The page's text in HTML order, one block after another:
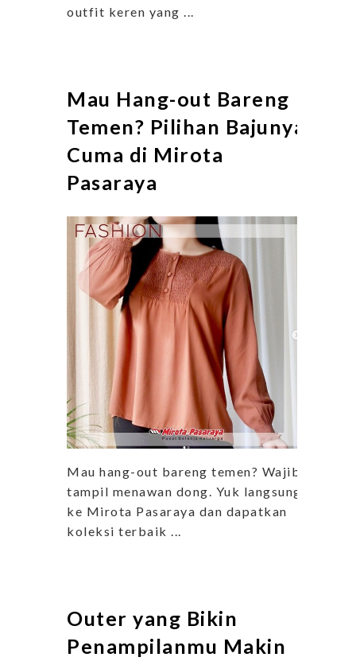
outfit keren yang ...
Mau Hang-out Bareng
Temen? Pilihan Bajunya
Cuma di Mirota
Pasaraya
Mau hang-out bareng temen? Wajib
tampil menawan dong. Yuk langsung
ke Mirota Pasaraya dan dapatkan
koleksi terbaik ...
Outer yang Bikin
Penampilanmu Makin